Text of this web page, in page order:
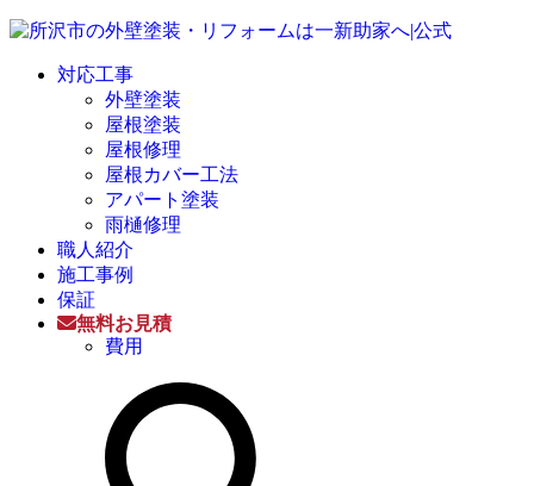
対応工事
外壁塗装
屋根塗装
屋根修理
屋根カバー工法
アパート塗装
雨樋修理
職人紹介
施工事例
保証
無料お見積
費用